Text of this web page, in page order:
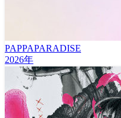
PAPPAPARADISE
2026年